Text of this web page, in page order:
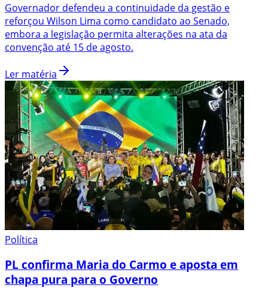
Governador defendeu a continuidade da gestão e
reforçou Wilson Lima como candidato ao Senado,
embora a legislação permita alterações na ata da
convenção até 15 de agosto.
Ler matéria
Política
PL confirma Maria do Carmo e aposta em
chapa pura para o Governo